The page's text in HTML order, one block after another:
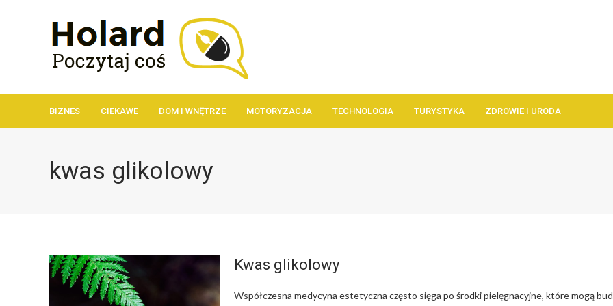
BIZNES CIEKAWE DOM I WNĘTRZE MOTORYZACJA TECHNOLOGIA TURYSTYKA ZDROWIE I URODA
kwas glikolowy
Kwas glikolowy
Współczesna medycyna estetyczna często sięga po środki pielęgnacyjne, które mogą